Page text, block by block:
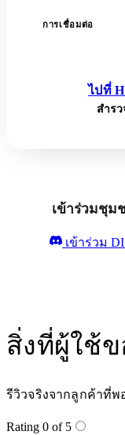
การเชื่อมต่อ
ไปที่
สำร
เข้าร่วมชุม
เข้าร่วม
สิ่งที่ผู้ใช้ข
รีวิวจริงจากลูกค้าที่พ
Rating 0 of 5